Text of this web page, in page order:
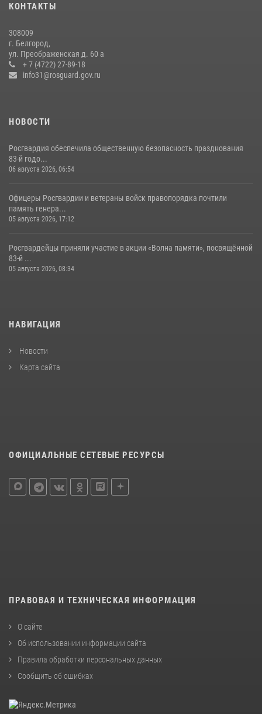
боксу
Росгвардейцы провели урок безопасности для воспитанников
Старооскольского военно-патриотического клуба
10 июля 2026, 06:30
КОНТАКТЫ
308009
г. Белгород,
ул. Преображенская д. 60 а
+ 7 (4722) 27-89-18
info31@rosguard.gov.ru
НОВОСТИ
Росгвардия обеспечила общественную безопасность празднования
83-й годо...
06 августа 2026, 06:54
Офицеры Росгвардии и ветераны войск правопорядка почтили
память генера...
05 августа 2026, 17:12
Росгвардейцы приняли участие в акции «Волна памяти», посвящённой
83‑й ...
05 августа 2026, 08:34
НАВИГАЦИЯ
Новости
Карта сайта
ОФИЦИАЛЬНЫЕ СЕТЕВЫЕ РЕСУРСЫ
ПРАВОВАЯ И ТЕХНИЧЕСКАЯ ИНФОРМАЦИЯ
О сайте
Об использовании информации сайта
Правила обработки персональных данных
Сообщить об ошибках